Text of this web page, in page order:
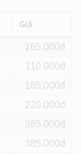
Giá
165
110
165
220
385
385